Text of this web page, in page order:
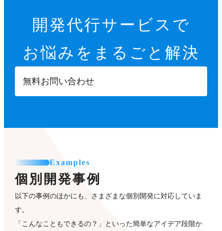
開発代行サービスで
お悩みをまるごと解決
無料お問い合わせ
Examples
個別開発事例
以下の事例のほかにも、さまざまな個別開発に対応していま
す。
「こんなこともできるの？」といった簡単なアイデア段階か